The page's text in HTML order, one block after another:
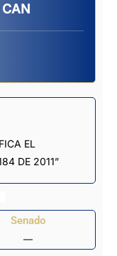
CAN
EL
DE 2011”
Senado
—